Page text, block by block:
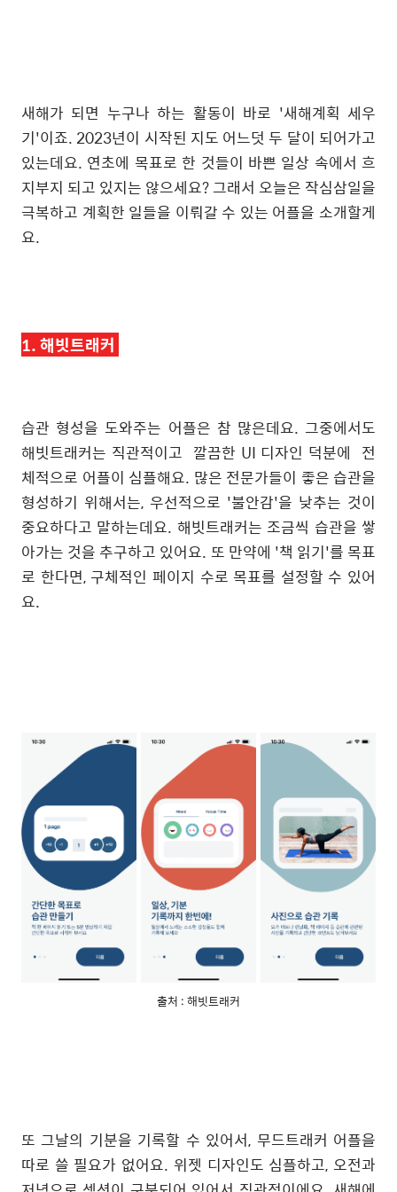
새해가 되면 누구나 하는 활동이 바로 '새해계획 세우
기'이죠. 2023년이 시작된 지도 어느덧 두 달이 되어가고
있는데요. 연초에 목표로 한 것들이 바쁜 일상 속에서 흐
지부지 되고 있지는 않으세요? 그래서 오늘은 작심삼일을
극복하고 계획한 일들을 이뤄갈 수 있는 어플을 소개할게
요.
1. 해빗트래커
습관 형성을 도와주는 어플은 참 많은데요. 그중에서도
해빗트래커는 직관적이고 깔끔한 UI 디자인 덕분에 전
체적으로 어플이 심플해요. 많은 전문가들이 좋은 습관을
형성하기 위해서는, 우선적으로 '불안감'을 낮추는 것이
중요하다고 말하는데요. 해빗트래커는 조금씩 습관을 쌓
아가는 것을 추구하고 있어요. 또 만약에 '책 읽기'를 목표
로 한다면, 구체적인 페이지 수로 목표를 설정할 수 있어
요.
출처 : 해빗트래커
또 그날의 기분을 기록할 수 있어서, 무드트래커 어플을
따로 쓸 필요가 없어요. 위젯 디자인도 심플하고, 오전과